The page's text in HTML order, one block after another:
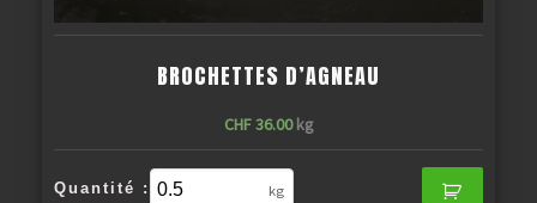
BROCHETTES D’AGNEAU
CHF36.00 kg
Quantité : kg